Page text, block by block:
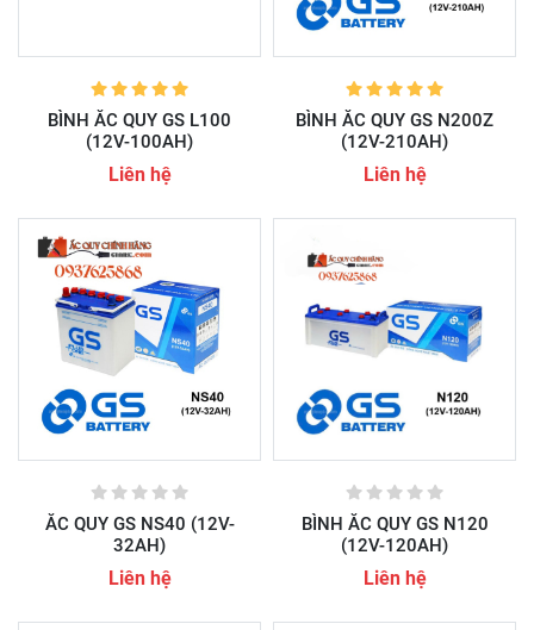
BÌNH ẮC QUY GS L100
(12V-100AH)
Liên hệ
BÌNH ẮC QUY GS N200Z
(12V-210AH)
Liên hệ
ẮC QUY GS NS40 (12V-
32AH)
Liên hệ
BÌNH ẮC QUY GS N120
(12V-120AH)
Liên hệ